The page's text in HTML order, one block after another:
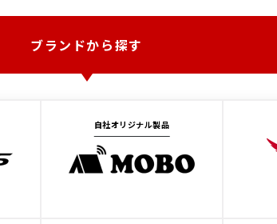
ブランドから探す
自社オリジナル製品